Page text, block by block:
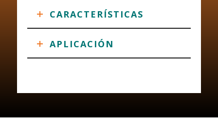
CARACTERÍSTICAS
APLICACIÓN